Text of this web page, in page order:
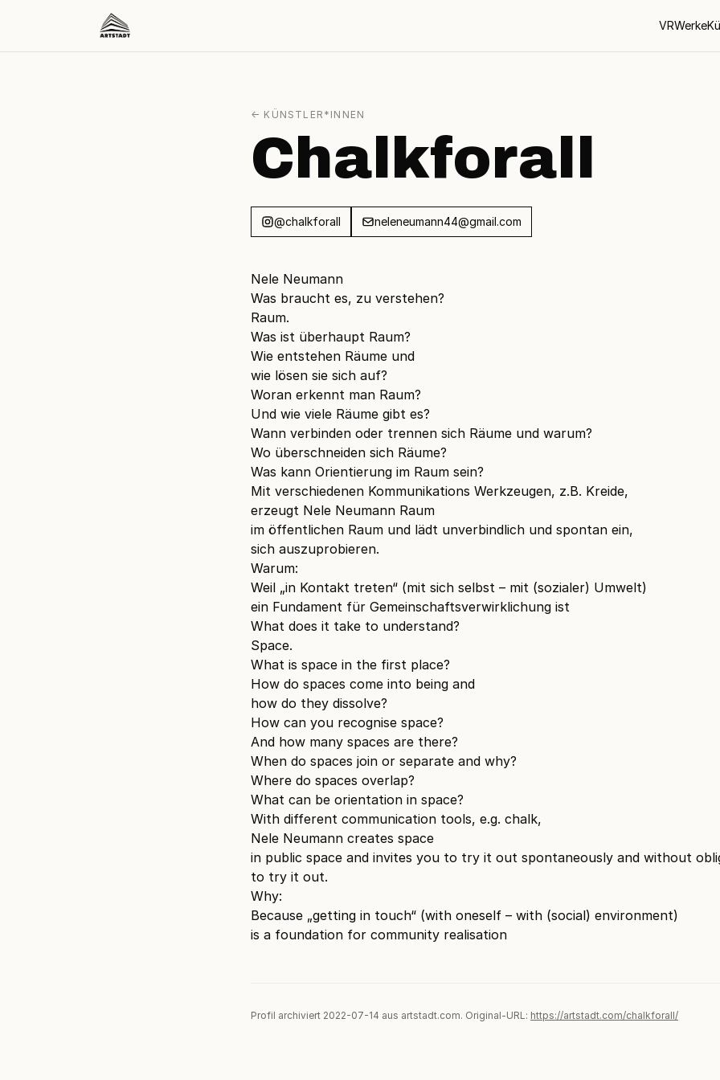
VRWerke
← KÜNSTLER*INNEN
Chalkforall
@chalkforall neleneumann44@gmail.com
Nele Neumann
Was braucht es, zu verstehen?
Raum.
Was ist überhaupt Raum?
Wie entstehen Räume und
wie lösen sie sich auf?
Woran erkennt man Raum?
Und wie viele Räume gibt es?
Wann verbinden oder trennen sich Räume und warum?
Wo überschneiden sich Räume?
Was kann Orientierung im Raum sein?
Mit verschiedenen Kommunikations Werkzeugen, z.B. Kreide,
erzeugt Nele Neumann Raum
im öffentlichen Raum und lädt unverbindlich und spontan ein,
sich auszuprobieren.
Warum:
Weil „in Kontakt treten“ (mit sich selbst – mit (sozialer) Umwelt)
ein Fundament für Gemeinschaftsverwirklichung ist
What does it take to understand?
Space.
What is space in the first place?
How do spaces come into being and
how do they dissolve?
How can you recognise space?
And how many spaces are there?
When do spaces join or separate and why?
Where do spaces overlap?
What can be orientation in space?
With different communication tools, e.g. chalk,
Nele Neumann creates space
in public space and invites you to try it out spontaneously and without
to try it out.
Why:
Because „getting in touch“ (with oneself – with (social) environment)
is a foundation for community realisation
Profil archiviert 2022-07-14 aus artstadt.com. Original-URL: https://artstadt.com/chalkforall/